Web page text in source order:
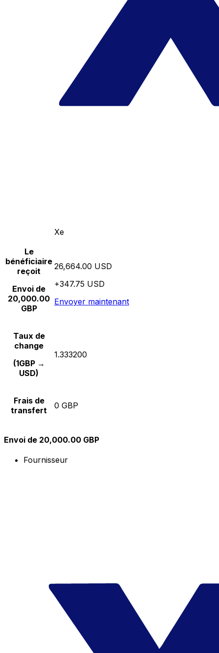
Xe
Le
bénéficiaire
reçoit
Envoi de
20,000.00
GBP
26,664.00 USD
+347.75 USD
Envoyer maintenant
Taux de
change
(1GBP →
USD)
1.333200
Frais de
transfert
0 GBP
Envoi de 20,000.00 GBP
Fournisseur